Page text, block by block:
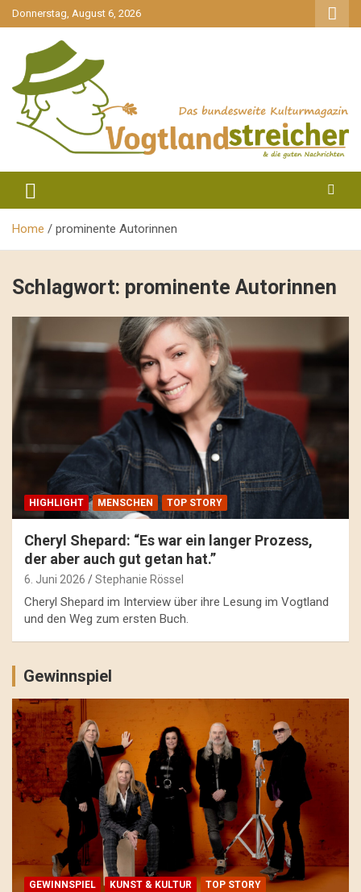
gehe
zum
Donnerstag, August 6, 2026
Vogtlandstreicher
Home prominente Autorinnen
Schlagwort: prominente Autorinnen
HIGHLIGHT MENSCHEN TOP STORY
Cheryl Shepard: “Es war ein langer Prozess,
der aber auch gut getan hat.”
6. Juni 2026 Stephanie Rössel
Cheryl Shepard im Interview über ihre Lesung im Vogtland
und den Weg zum ersten Buch.
Gewinnspiel
GEWINNSPIEL KUNST & KULTUR TOP STORY